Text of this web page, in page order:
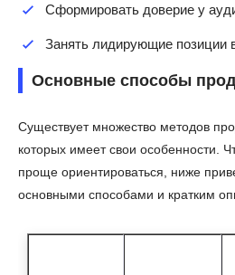
Сформировать доверие у
Занять лидирующие позиции
Основные способы
Существует множество методов
которых имеет свои особенности.
проще ориентироваться, ниже
основными способами и кратким